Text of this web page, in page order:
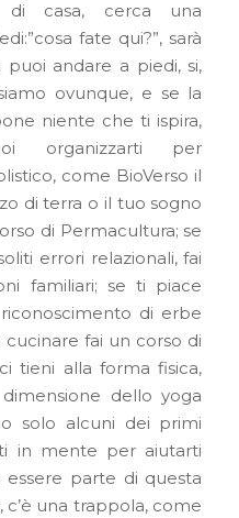
di casa, cerca una
fate qui?”, sarà
andare a piedi, si,
ovunque, e se la
niente che ti ispira,
organizzarti per
come BioVerso il
di terra o il tuo sogno
di Permacultura; se
errori relazionali, fai
familiari; se ti piace
di erbe
fai un corso di
tieni alla forma fisica,
dello yoga
solo alcuni dei primi
in mente per aiutarti
parte di questa
una trappola, come